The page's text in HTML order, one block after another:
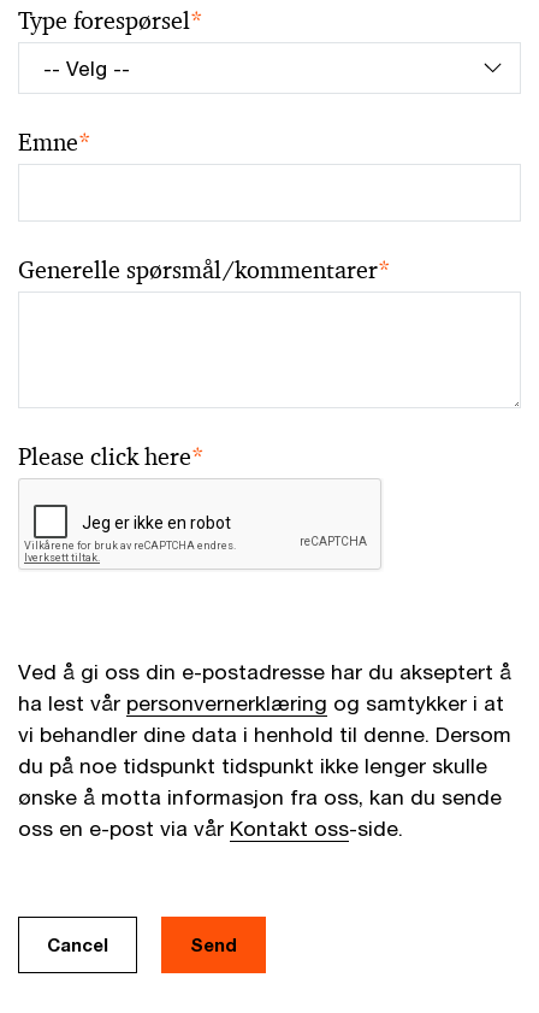
Type forespørsel*
Emne*
Generelle spørsmål/kommentarer*
Please click here*
Ved å gi oss din e-postadresse har du akseptert å
ha lest vår personvernerklæring og samtykker i at
vi behandler dine data i henhold til denne. Dersom
du på noe tidspunkt tidspunkt ikke lenger skulle
ønske å motta informasjon fra oss, kan du sende
oss en e-post via vår Kontakt oss-side.
Cancel